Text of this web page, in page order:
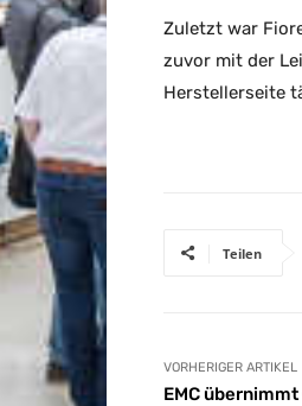
Zuletzt war
zuvor mit der
Herstellerseite
Teilen
VORHERIGER ARTIKEL
EMC